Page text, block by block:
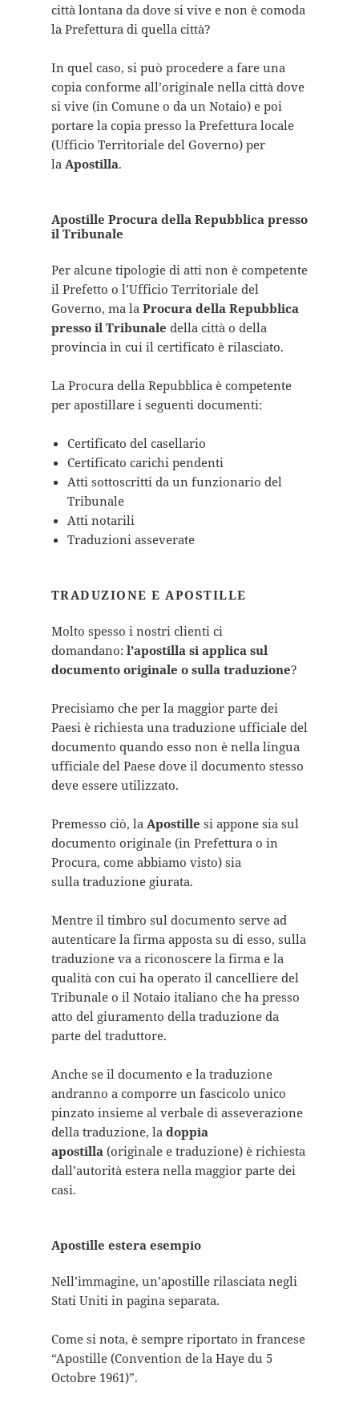
città lontana da dove si vive e non è comoda
la Prefettura di quella città?
In quel caso, si può procedere a fare una
copia conforme all’originale nella città dove
si vive (in Comune o da un Notaio) e poi
portare la copia presso la Prefettura locale
(Ufficio Territoriale del Governo) per
la Apostilla.
Apostille Procura della Repubblica presso
il Tribunale
Per alcune tipologie di atti non è competente
il Prefetto o l’Ufficio Territoriale del
Governo, ma la Procura della Repubblica
presso il Tribunale della città o della
provincia in cui il certificato è rilasciato.
La Procura della Repubblica è competente
per apostillare i seguenti documenti:
Certificato del casellario
Certificato carichi pendenti
Atti sottoscritti da un funzionario del
Tribunale
Atti notarili
Traduzioni asseverate
TRADUZIONE E APOSTILLE
Molto spesso i nostri clienti ci
domandano: l’apostilla si applica sul
documento originale o sulla traduzione?
Precisiamo che per la maggior parte dei
Paesi è richiesta una traduzione ufficiale del
documento quando esso non è nella lingua
ufficiale del Paese dove il documento stesso
deve essere utilizzato.
Premesso ciò, la Apostille si appone sia sul
documento originale (in Prefettura o in
Procura, come abbiamo visto) sia
sulla traduzione giurata.
Mentre il timbro sul documento serve ad
autenticare la firma apposta su di esso, sulla
traduzione va a riconoscere la firma e la
qualità con cui ha operato il cancelliere del
Tribunale o il Notaio italiano che ha presso
atto del giuramento della traduzione da
parte del traduttore.
Anche se il documento e la traduzione
andranno a comporre un fascicolo unico
pinzato insieme al verbale di asseverazione
della traduzione, la doppia
apostilla (originale e traduzione) è richiesta
dall’autorità estera nella maggior parte dei
casi.
Apostille estera esempio
Nell’immagine, un’apostille rilasciata negli
Stati Uniti in pagina separata.
Come si nota, è sempre riportato in francese
“Apostille (Convention de la Haye du 5
Octobre 1961)”.